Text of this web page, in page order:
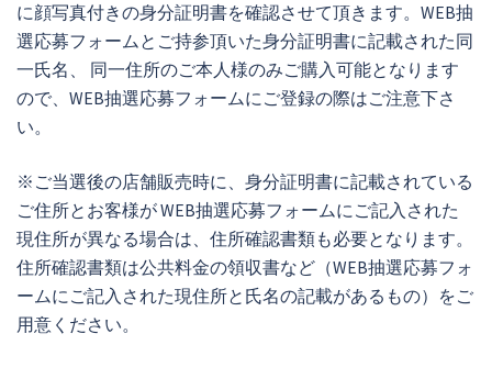
に顔写真付きの身分証明書を確認させて頂きます。WEB抽
選応募フォームとご持参頂いた身分証明書に記載された同
一氏名、 同一住所のご本人様のみご購入可能となります
ので、WEB抽選応募フォームにご登録の際はご注意下さ
い。
※ご当選後の店舗販売時に、身分証明書に記載されている
ご住所とお客様が WEB抽選応募フォームにご記入された
現住所が異なる場合は、住所確認書類も必要となります。
住所確認書類は公共料金の領収書など（WEB抽選応募フォ
ームにご記入された現住所と氏名の記載があるもの）をご
用意ください。